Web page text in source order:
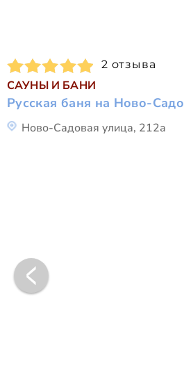
2 отзыва
САУНЫ И БАНИ
Русская баня на Ново-Садо
Ново-Садовая улица, 212а